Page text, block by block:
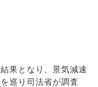
果となり、景気減速
巡り司法省が調査